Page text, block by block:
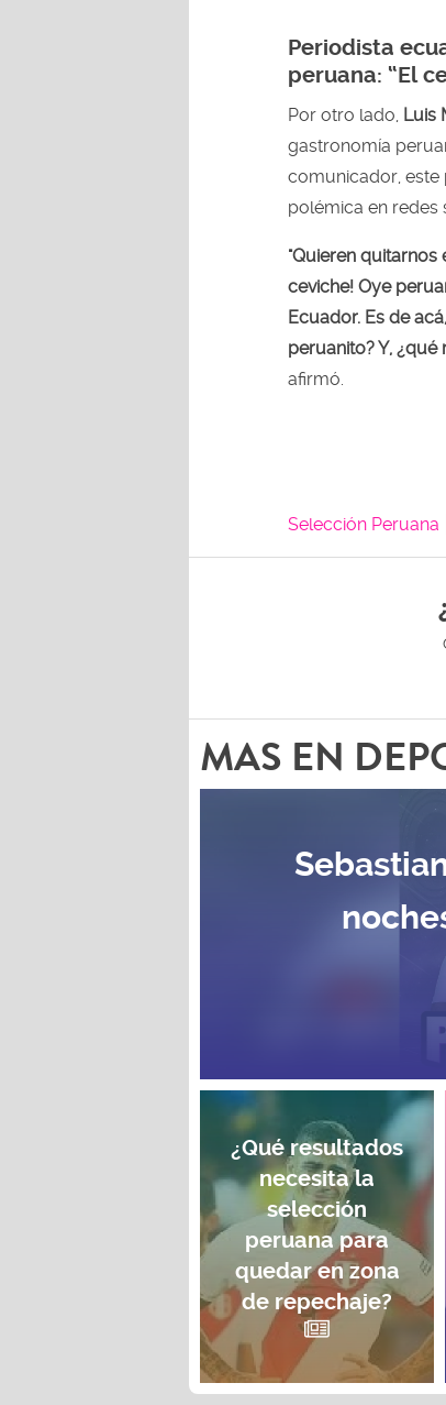
Periodista
peruana: “El
Por otro lado, Luis
gastronomía
comunicador, este
polémica en redes
"Quieren quitarnos
ceviche! Oye
Ecuador. Es de
peruanito? Y,
afirmó.
Selección Peruana
MAS EN
¿Qué resultados
necesita la
selección
peruana para
quedar en zona
de repechaje?